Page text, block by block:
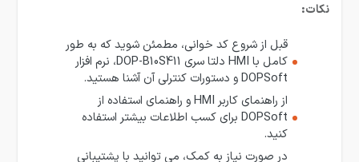
نکات:
قبل از شروع کد خوانی، مطمئن شوید که به طور
کامل با HMI دلتا سری DOP-B10S411، نرم افزار
DOPSoft و دستورات کنترلی آن آشنا هستید.
از راهنمای کاربر HMI و راهنمای استفاده از
DOPSoft برای کسب اطلاعات بیشتر استفاده
کنید.
در صورت نیاز به کمک، می توانید با پشتیبانی